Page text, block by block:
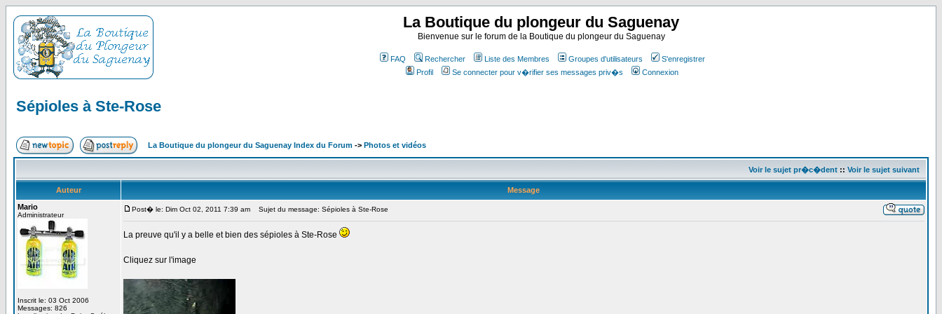
La Boutique du plongeur du Saguenay
Bienvenue sur le forum de la Boutique du plongeur du Saguenay
FAQ Rechercher Liste des Membres Groupes d'utilisateurs
S'enregistrer
Profil
Se connecter pour v�rifier ses messages priv�s Connexion
Sépioles à Ste-Rose
La Boutique du plongeur du Saguenay Index du Forum -> Photos et vidéos
Voir le sujet pr�c�dent :: Voir le sujet suivant
Auteur
Message
Mario
Administrateur
Inscrit le: 03 Oct 2006
Messages: 826
Post� le: Dim Oct 02, 2011 7:39 am Sujet du message: Sépioles à Ste-Rose
La preuve qu'il y a belle et bien des sépioles à Ste-Rose
Cliquez sur l'image